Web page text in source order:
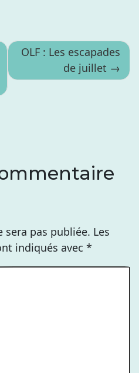
OLF : Les escapades
de juillet
sera pas publiée. Les
indiqués avec *